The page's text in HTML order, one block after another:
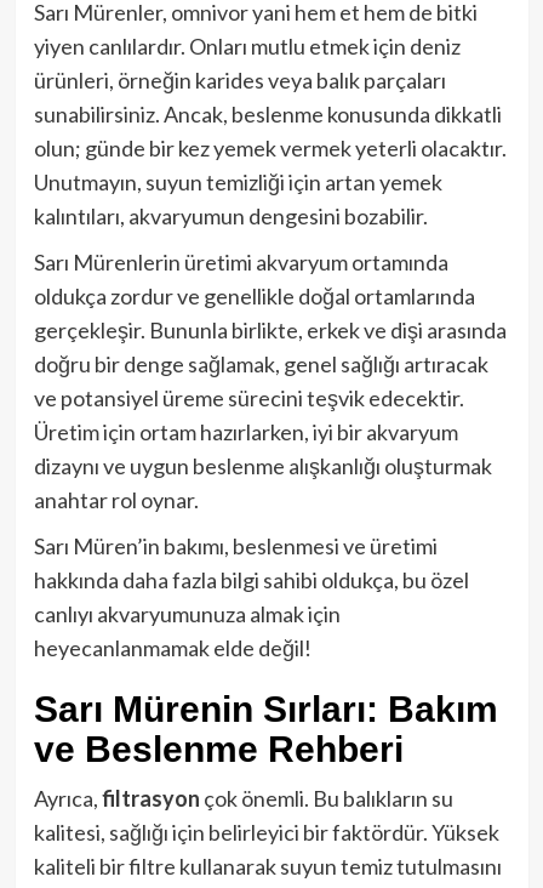
Sarı Mürenler, omnivor yani hem et hem de bitki
yiyen canlılardır. Onları mutlu etmek için deniz
ürünleri, örneğin karides veya balık parçaları
sunabilirsiniz. Ancak, beslenme konusunda dikkatli
olun; günde bir kez yemek vermek yeterli olacaktır.
Unutmayın, suyun temizliği için artan yemek
kalıntıları, akvaryumun dengesini bozabilir.
Sarı Mürenlerin üretimi akvaryum ortamında
oldukça zordur ve genellikle doğal ortamlarında
gerçekleşir. Bununla birlikte, erkek ve dişi arasında
doğru bir denge sağlamak, genel sağlığı artıracak
ve potansiyel üreme sürecini teşvik edecektir.
Üretim için ortam hazırlarken, iyi bir akvaryum
dizaynı ve uygun beslenme alışkanlığı oluşturmak
anahtar rol oynar.
Sarı Müren’in bakımı, beslenmesi ve üretimi
hakkında daha fazla bilgi sahibi oldukça, bu özel
canlıyı akvaryumunuza almak için
heyecanlanmamak elde değil!
Sarı Mürenin Sırları: Bakım
ve Beslenme Rehberi
Ayrıca,filtrasyon çok önemli. Bu balıkların su
kalitesi, sağlığı için belirleyici bir faktördür. Yüksek
kaliteli bir filtre kullanarak suyun temiz tutulmasını